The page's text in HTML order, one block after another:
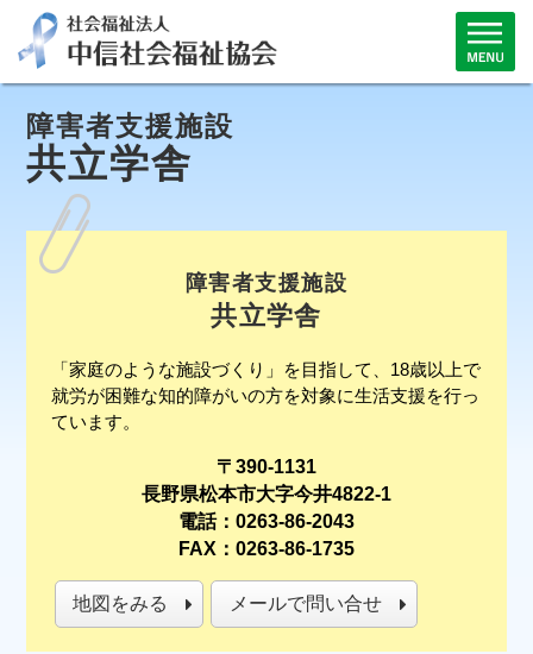
障害者支援施設
共立学舎
障害者支援施設
共立学舎
「家庭のような施設づくり」を目指して、18歳以上で
就労が困難な知的障がいの方を対象に生活支援を行っ
ています。
〒390-1131
長野県松本市大字今井4822-1
電話：0263-86-2043
FAX：0263-86-1735
地図をみる メールで問い合せ